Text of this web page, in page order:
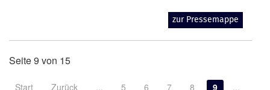
zur Pressemappe
Seite 9 von 15
Start Zurück ... 5 6 7 8 9 ...